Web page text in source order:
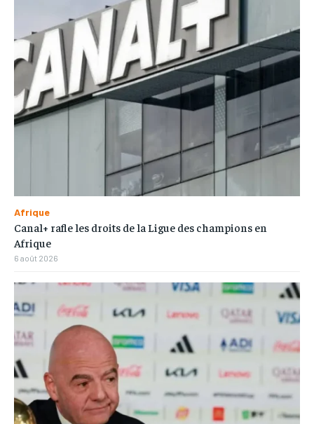
Afrique
Canal+ rafle les droits de la Ligue des champions en
Afrique
6 août 2026